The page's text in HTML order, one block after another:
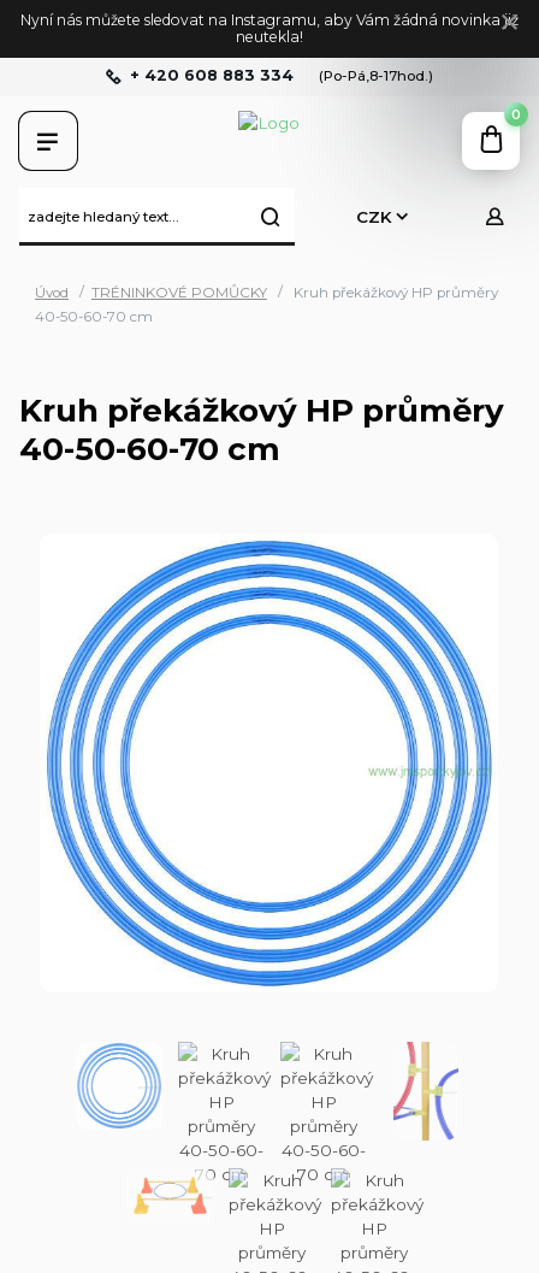
Nyní nás můžete sledovat na Instagramu, aby Vám žádná novinka již
neutekla!
CZK
+ 420 608 883 334 (Po-Pá,8-17hod.)
0
Úvod TRÉNINKOVÉ POMŮCKY
Kruh překážkový HP průměry
40-50-60-70 cm
Kruh překážkový HP průměry
40-50-60-70 cm